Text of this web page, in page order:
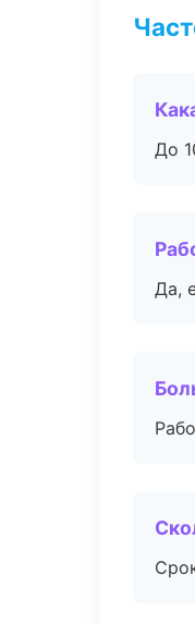
До
Да,